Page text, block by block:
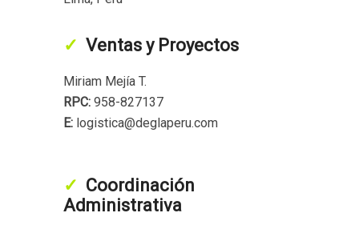
Ventas y Proyectos
Miriam Mejía T.
RPC: 958-827137
E: logistica@deglaperu.com
Coordinación
Administrativa